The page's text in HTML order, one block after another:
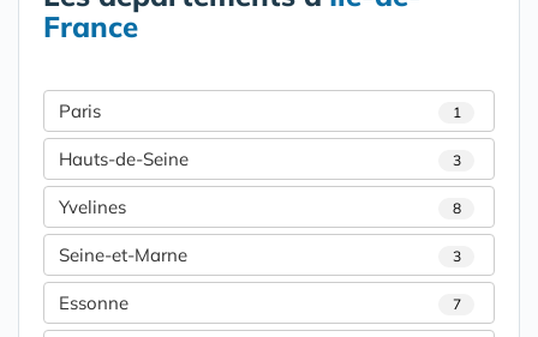
France
Paris 1
Hauts-de-Seine 3
Yvelines 8
Seine-et-Marne 3
Essonne 7